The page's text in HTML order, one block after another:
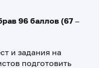
96 баллов (67 –
и задания на
подготовить